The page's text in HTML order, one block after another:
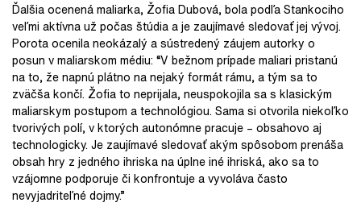
Ďalšia ocenená maliarka, Žofia Dubová, bola podľa Stankociho
veľmi aktívna už počas štúdia a je zaujímavé sledovať jej vývoj.
Porota ocenila neokázalý a sústredený záujem autorky o
posun v maliarskom médiu: “V bežnom prípade maliari pristanú
na to, že napnú plátno na nejaký formát rámu, a tým sa to
zväčša končí. Žofia to neprijala, neuspokojila sa s klasickým
maliarskym postupom a technológiou. Sama si otvorila niekoľko
tvorivých polí, v ktorých autonómne pracuje – obsahovo aj
technologicky. Je zaujímavé sledovať akým spôsobom prenáša
obsah hry z jedného ihriska na úplne iné ihriská, ako sa to
vzájomne podporuje či konfrontuje a vyvoláva často
nevyjadriteľné dojmy.”